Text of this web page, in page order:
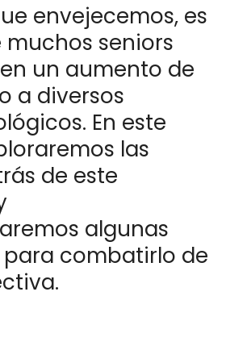
envejecemos, es
seniors
un aumento de
a diversos
En este
las
de este
algunas
combatirlo de